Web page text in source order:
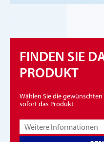
FINDEN SIE
PRODUKT
Wählen Sie die
sofort das Produkt